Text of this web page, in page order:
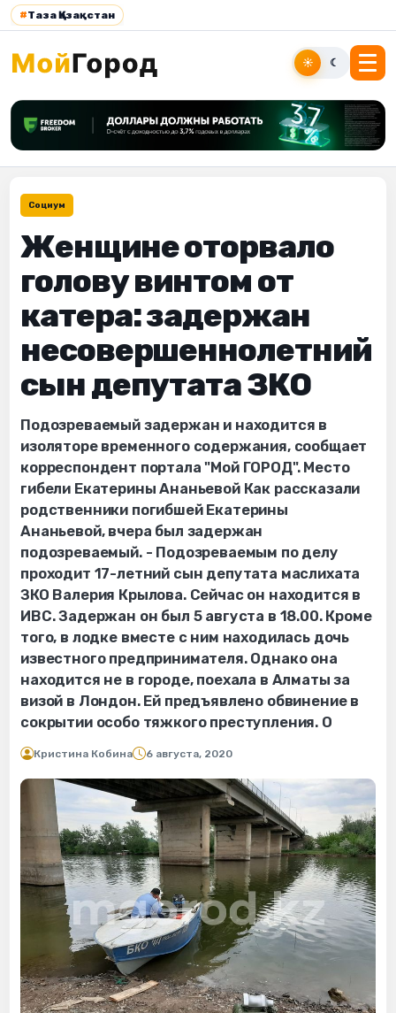
#Таза Қазақстан
☀ ☾
Социум
Женщине оторвало
голову винтом от
катера: задержан
несовершеннолетний
сын депутата ЗКО
Подозреваемый задержан и находится в
изоляторе временного содержания, сообщает
корреспондент портала "Мой ГОРОД". Место
гибели Екатерины Ананьевой Как рассказали
родственники погибшей Екатерины
Ананьевой, вчера был задержан
подозреваемый. - Подозреваемым по делу
проходит 17-летний сын депутата маслихата
ЗКО Валерия Крылова. Сейчас он находится в
ИВС. Задержан он был 5 августа в 18.00. Кроме
того, в лодке вместе с ним находилась дочь
известного предпринимателя. Однако она
находится не в городе, поехала в Алматы за
визой в Лондон. Ей предъявлено обвинение в
сокрытии особо тяжкого преступления. О
Кристина Кобина 6 августа, 2020